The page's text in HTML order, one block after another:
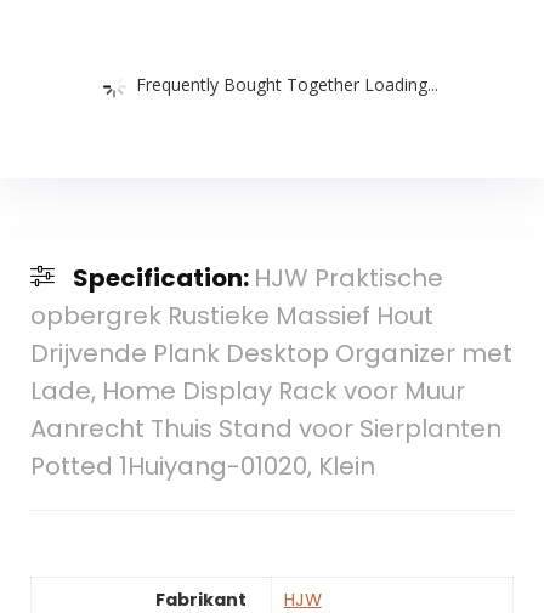
Frequently Bought Together Loading...
Specification: HJW Praktische
opbergrek Rustieke Massief Hout
Drijvende Plank Desktop Organizer met
Lade, Home Display Rack voor Muur
Aanrecht Thuis Stand voor Sierplanten
Potted 1Huiyang-01020, Klein
Fabrikant
‎HJW